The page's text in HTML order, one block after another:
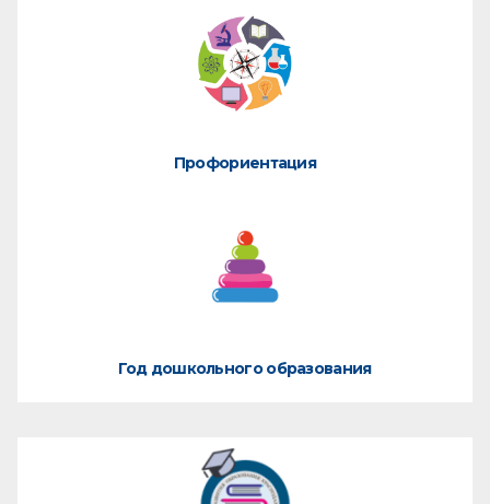
Профориентация
Год дошкольного образования